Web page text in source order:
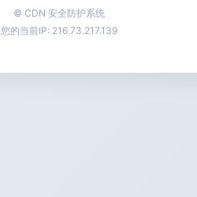
© CDN 安全防护系统
您的当前IP: 216.73.217.139